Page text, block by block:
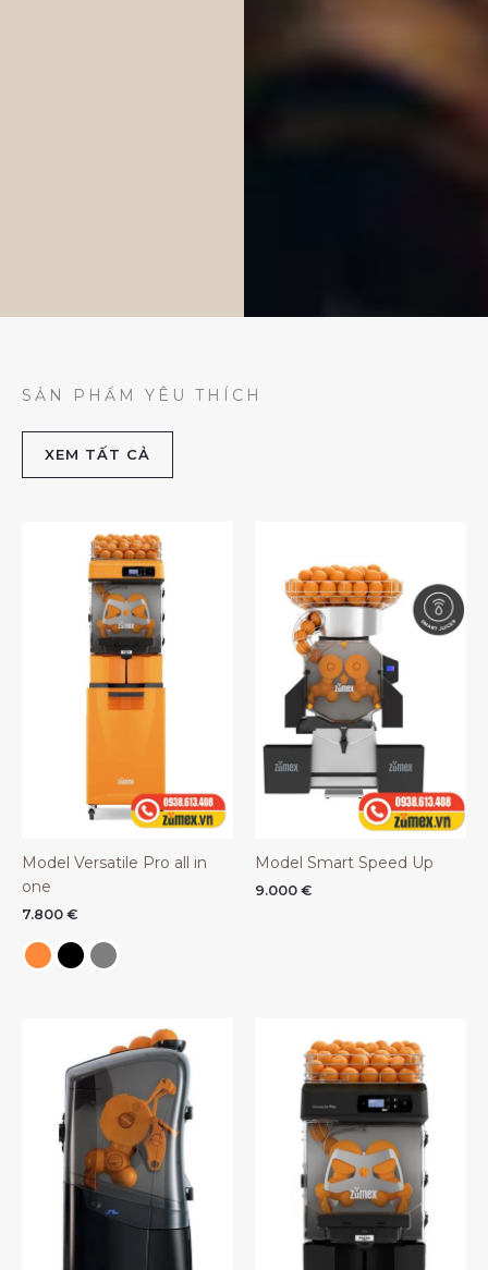
SẢN PHẨM YÊU THÍCH
XEM TẤT CẢ
Model Versatile Pro all in
one
7.800 €
Model Smart Speed Up
9.000 €